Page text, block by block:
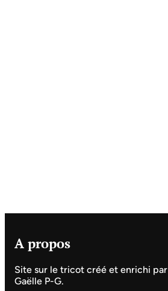
A propos
Site sur le tricot créé et enrichi par
Gaëlle P-G.